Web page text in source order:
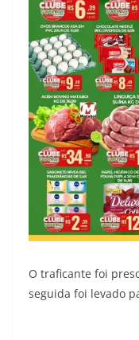
O traficante foi
seguida foi levado